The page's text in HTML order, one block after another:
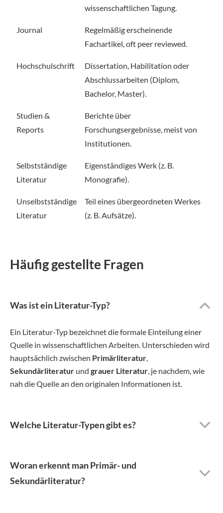
wissenschaftlichen Tagung.
Journal
Regelmäßig erscheinende
Fachartikel, oft peer reviewed.
Hochschulschrift
Dissertation, Habilitation oder
Abschlussarbeiten (Diplom,
Bachelor, Master).
Studien &
Reports
Berichte über
Forschungsergebnisse, meist von
Institutionen.
Selbstständige
Literatur
Eigenständiges Werk (z. B.
Monografie).
Unselbstständige
Literatur
Teil eines übergeordneten Werkes
(z. B. Aufsätze).
Häufig gestellte Fragen
Was ist ein Literatur-Typ?
Ein Literatur-Typ bezeichnet die formale Einteilung einer
Quelle in wissenschaftlichen Arbeiten. Unterschieden wird
hauptsächlich zwischen Primärliteratur,
Sekundärliteratur und grauer Literatur, je nachdem, wie
nah die Quelle an den originalen Informationen ist.
Welche Literatur-Typen gibt es?
Woran erkennt man Primär- und
Sekundärliteratur?